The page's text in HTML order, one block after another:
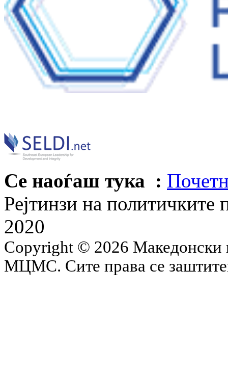
Се наоѓаш тука :
Рејтинзи на политичките
2020
Copyright © 2026 Македонски
МЦМС. Сите права се